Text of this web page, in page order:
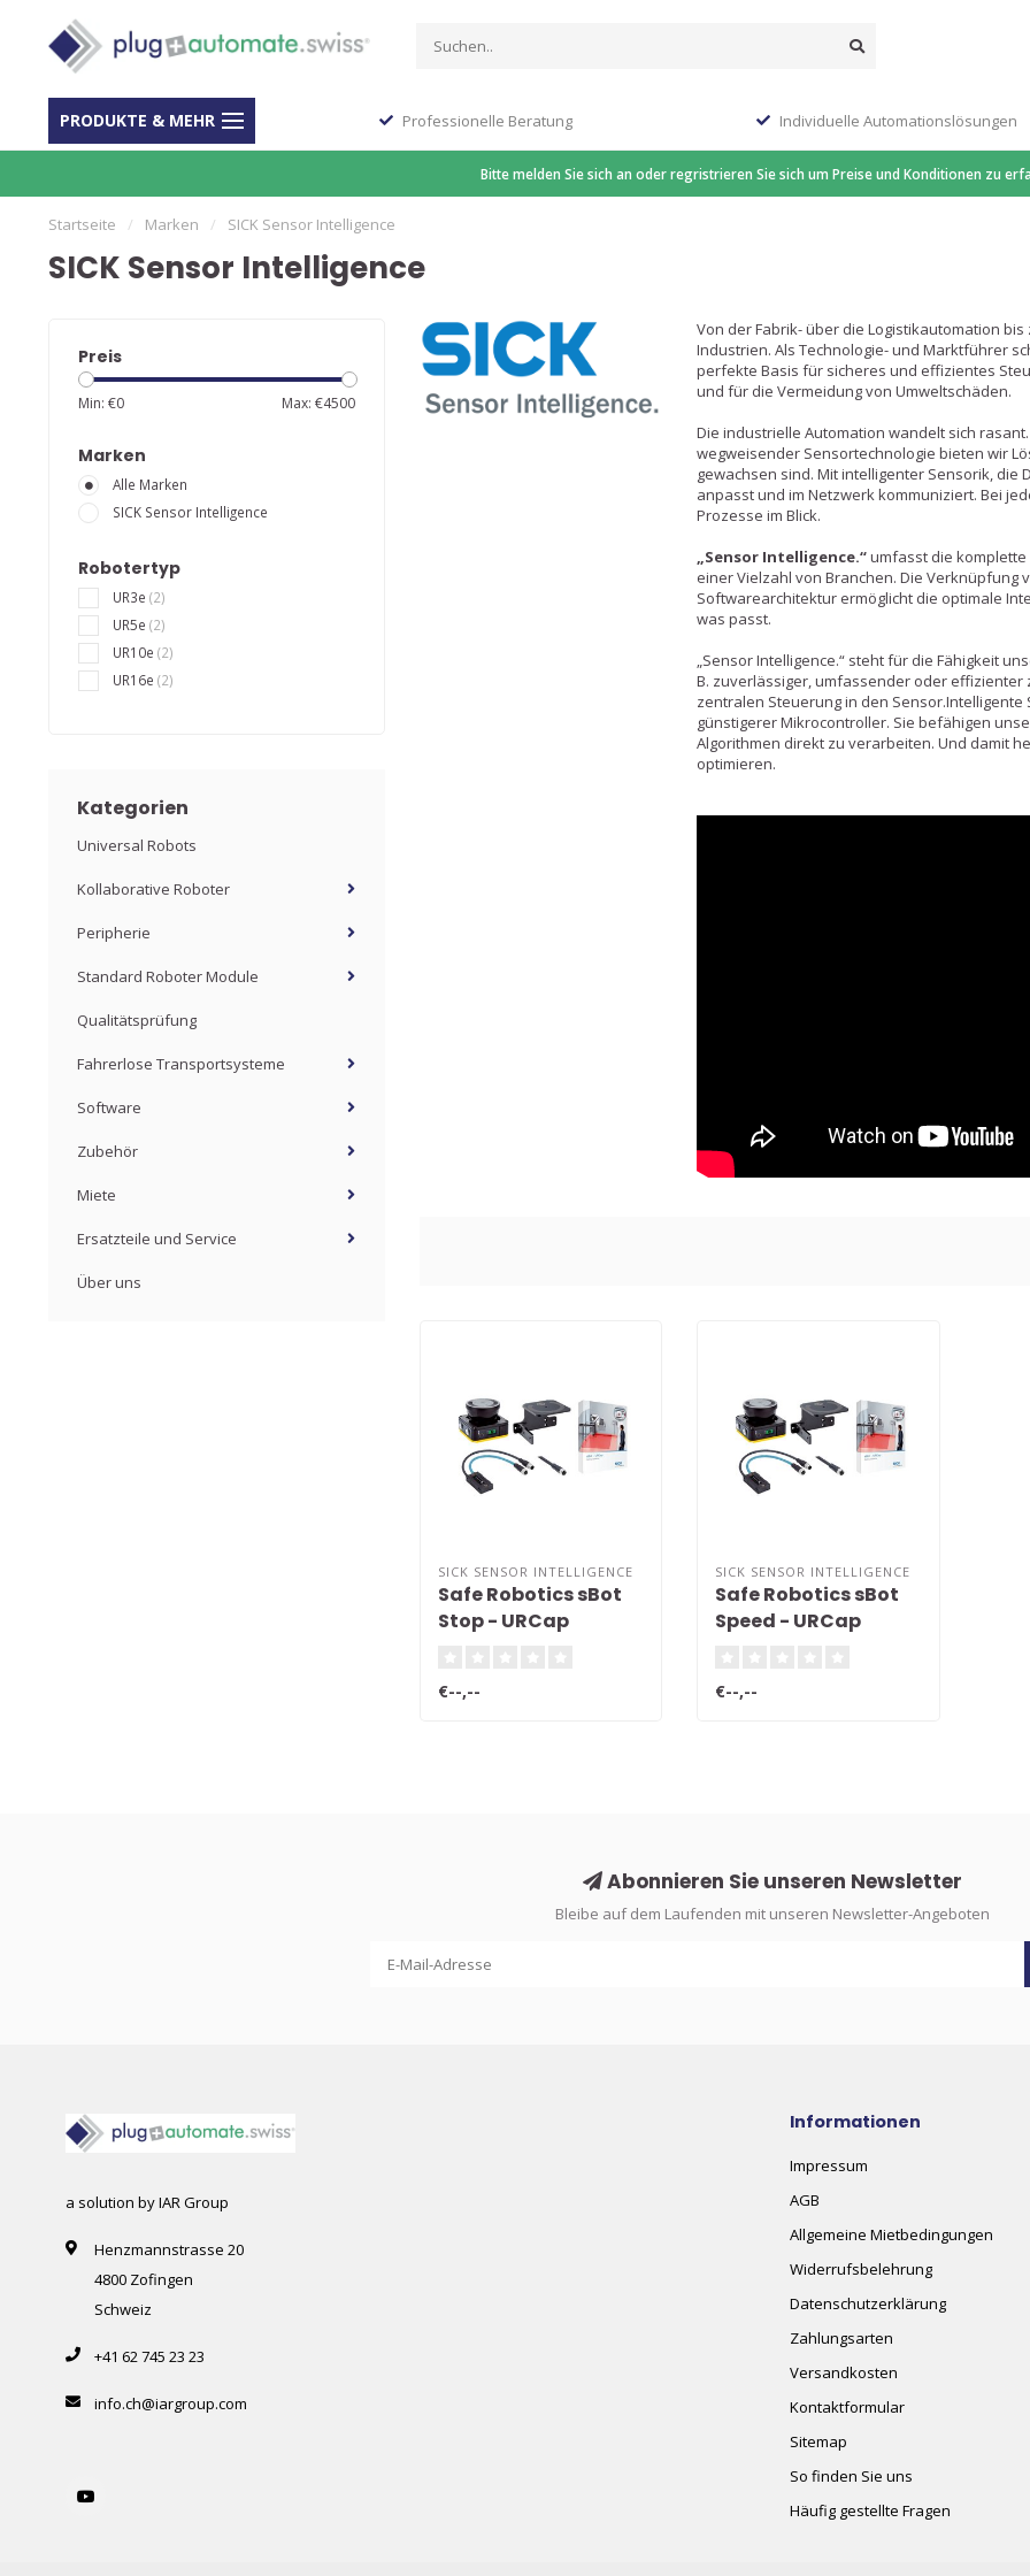
PRODUKTE & MEHR
Shop für Automation Professionelle Beratung Individuelle Automationslösungen
Bitte melden Sie sich an oder regristrieren Sie sich um Preise und Konditionen zu
Startseite / Marken / SICK Sensor Intelligence
SICK Sensor Intelligence
Preis
Min: €0 Max: €4500
Marken
Alle Marken
SICK Sensor Intelligence
Robotertyp
UR3e (2)
UR5e (2)
UR10e (2)
UR16e (2)
Kategorien
Universal Robots
Kollaborative Roboter
Peripherie
Standard Roboter Module
Qualitätsprüfung
Fahrerlose Transportsysteme
Software
Zubehör
Miete
Ersatzteile und Service
Über uns
Von der Fabrik- über die Logistikautomation
Industrien. Als Technologie- und Marktführer
perfekte Basis für sicheres und effizientes
und für die Vermeidung von Umweltschäden.
Die industrielle Automation wandelt sich
wegweisender Sensortechnologie bieten wir
gewachsen sind. Mit intelligenter Sensorik, die
anpasst und im Netzwerk kommuniziert. Bei
Prozesse im Blick.
„Sensor Intelligence.“umfasst die komplette
einer Vielzahl von Branchen. Die
Softwarearchitektur ermöglicht die optimale
was passt.
„Sensor Intelligence.“ steht für die Fähigkeit
B. zuverlässiger, umfassender oder
zentralen Steuerung in den
günstigerer Mikrocontroller. Sie befähigen
Algorithmen direkt zu verarbeiten. Und damit
optimieren.
SICK SENSOR INTELLIGENCE
Safe Robotics sBot
Stop - URCap
€--,--
SICK SENSOR INTELLIGENCE
Safe Robotics sBot
Speed - URCap
€--,--
Abonnieren Sie unseren Newsletter
Bleibe auf dem Laufenden mit unseren Newsletter-Angeboten
a solution by IAR Group
Henzmannstrasse 20
4800 Zofingen
Schweiz
+41 62 745 23 23
info.ch@iargroup.com
Informationen
Impressum
AGB
Allgemeine Mietbedingungen
Widerrufsbelehrung
Datenschutzerklärung
Zahlungsarten
Versandkosten
Kontaktformular
Sitemap
So finden Sie uns
Häufig gestellte Fragen